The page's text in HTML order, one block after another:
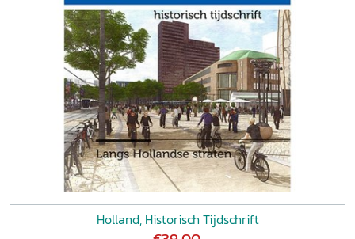
Holland, Historisch Tijdschrift